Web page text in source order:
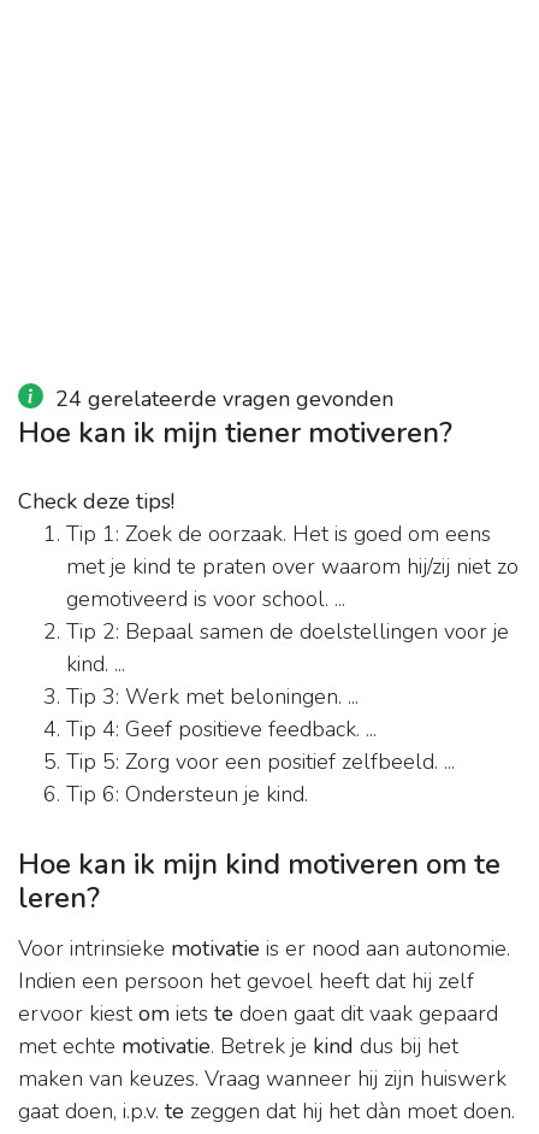
24 gerelateerde vragen gevonden
Hoe kan ik mijn tiener motiveren?
Check deze tips!
Tip 1: Zoek de oorzaak. Het is goed om eens
met je kind te praten over waarom hij/zij niet zo
gemotiveerd is voor school. ...
Tip 2: Bepaal samen de doelstellingen voor je
kind. ...
Tip 3: Werk met beloningen. ...
Tip 4: Geef positieve feedback. ...
Tip 5: Zorg voor een positief zelfbeeld. ...
Tip 6: Ondersteun je kind.
Hoe kan ik mijn kind motiveren om te
leren?
Voor intrinsieke motivatie is er nood aan autonomie.
Indien een persoon het gevoel heeft dat hij zelf
ervoor kiestom iets te doen gaat dit vaak gepaard
met echte motivatie. Betrek je kind dus bij het
maken van keuzes. Vraag wanneer hij zijn huiswerk
gaat doen, i.p.v. te zeggen dat hij het dàn moet doen.